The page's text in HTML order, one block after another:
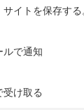
イトを保存する
ルで通知
受け取る